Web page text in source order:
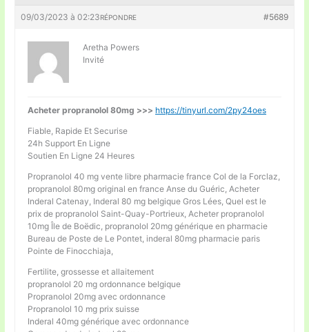
09/03/2023 à 02:23 #5689
RÉPONDRE
Aretha Powers
Invité
Acheter propranolol 80mg >>> https://tinyurl.com/2py24oes
Fiable, Rapide Et Securise
24h Support En Ligne
Soutien En Ligne 24 Heures
Propranolol 40 mg vente libre pharmacie france Col de la Forclaz,
propranolol 80mg original en france Anse du Guéric, Acheter
Inderal Catenay, Inderal 80 mg belgique Gros Lées, Quel est le
prix de propranolol Saint-Quay-Portrieux, Acheter propranolol
10mg Île de Boëdic, propranolol 20mg générique en pharmacie
Bureau de Poste de Le Pontet, inderal 80mg pharmacie paris
Pointe de Finocchiaja,
Fertilite, grossesse et allaitement
propranolol 20 mg ordonnance belgique
Propranolol 20mg avec ordonnance
Propranolol 10 mg prix suisse
Inderal 40mg générique avec ordonnance